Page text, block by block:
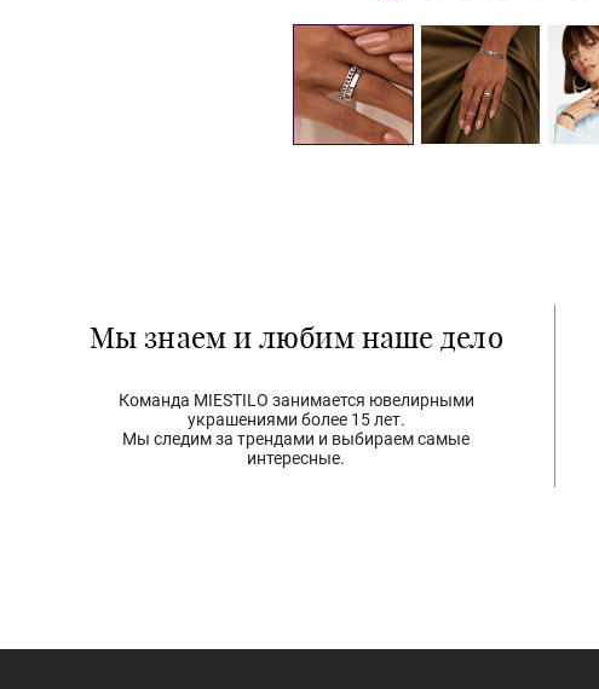
Мы знаем и любим наше дело
Команда MIESTILO занимается ювелирными
украшениями более 15 лет.
Мы следим за трендами и выбираем самые
интересные.